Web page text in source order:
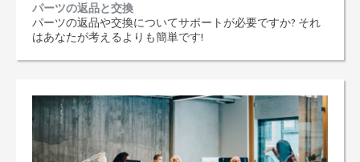
パーツの返品と交換
パーツの返品や交換についてサポートが必要ですか? それ
はあなたが考えるよりも簡単です!